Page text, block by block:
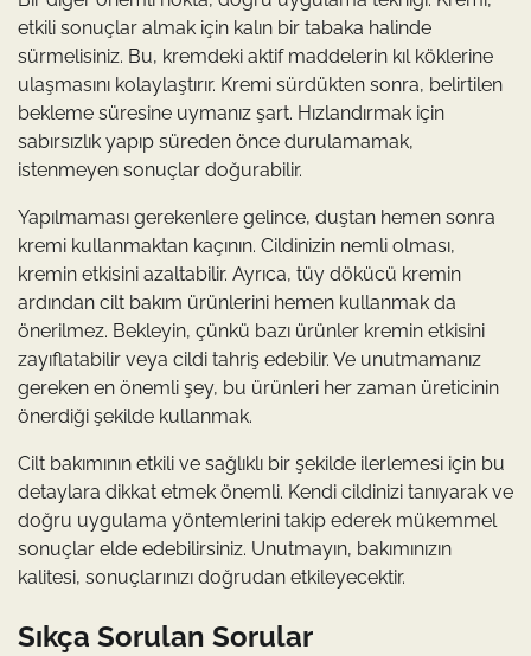
etkili sonuçlar almak için kalın bir tabaka halinde
sürmelisiniz. Bu, kremdeki aktif maddelerin kıl köklerine
ulaşmasını kolaylaştırır. Kremi sürdükten sonra, belirtilen
bekleme süresine uymanız şart. Hızlandırmak için
sabırsızlık yapıp süreden önce durulamamak,
istenmeyen sonuçlar doğurabilir.
Yapılmaması gerekenlere gelince, duştan hemen sonra
kremi kullanmaktan kaçının. Cildinizin nemli olması,
kremin etkisini azaltabilir. Ayrıca, tüy dökücü kremin
ardından cilt bakım ürünlerini hemen kullanmak da
önerilmez. Bekleyin, çünkü bazı ürünler kremin etkisini
zayıflatabilir veya cildi tahriş edebilir. Ve unutmamanız
gereken en önemli şey, bu ürünleri her zaman üreticinin
önerdiği şekilde kullanmak.
Cilt bakımının etkili ve sağlıklı bir şekilde ilerlemesi için bu
detaylara dikkat etmek önemli. Kendi cildinizi tanıyarak ve
doğru uygulama yöntemlerini takip ederek mükemmel
sonuçlar elde edebilirsiniz. Unutmayın, bakımınızın
kalitesi, sonuçlarınızı doğrudan etkileyecektir.
Sıkça Sorulan Sorular